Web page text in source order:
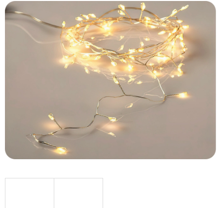
produktu
je